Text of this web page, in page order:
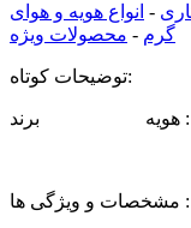
- انواع هویه و هوای
گرم - محصولات ویژه
توضیحات کوتاه:
مشخصات و ویژگی ها :